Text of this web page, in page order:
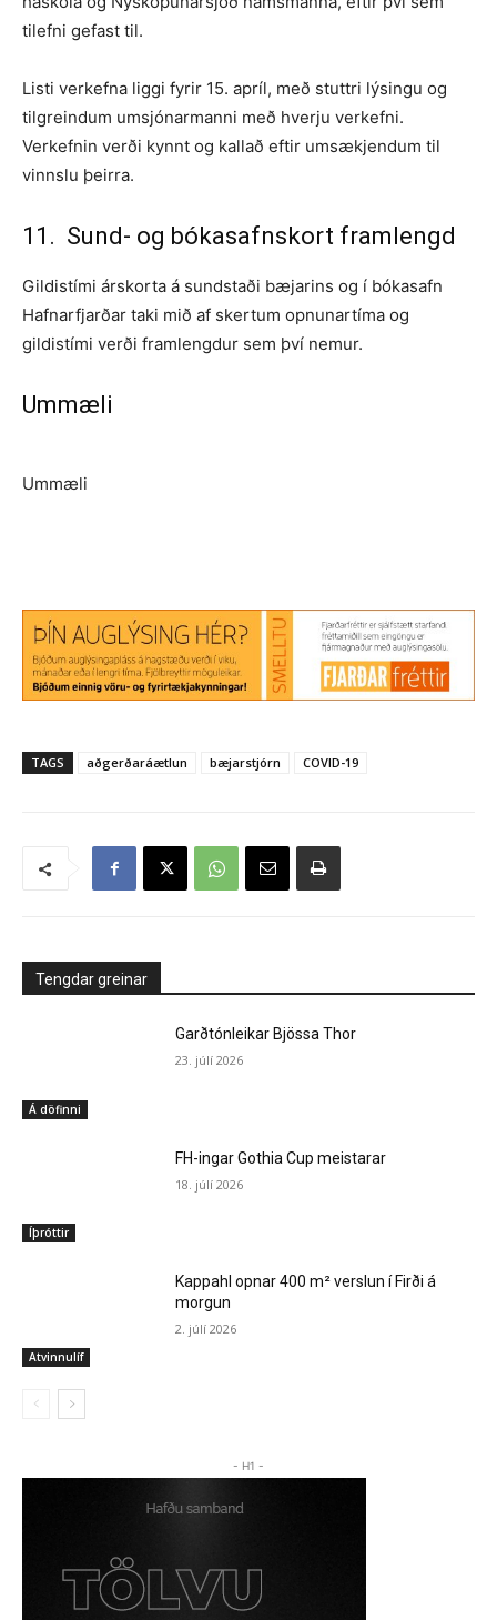
tilefni gefast til.
Listi verkefna liggi fyrir 15. apríl, með stuttri lýsingu og
tilgreindum umsjónarmanni með hverju verkefni.
Verkefnin verði kynnt og kallað eftir umsækjendum til
vinnslu þeirra.
11. Sund- og bókasafnskort framlengd
Gildistími árskorta á sundstaði bæjarins og í bókasafn
Hafnarfjarðar taki mið af skertum opnunartíma og
gildistími verði framlengdur sem því nemur.
Ummæli
Ummæli
TAGS aðgerðaráætlun bæjarstjórn COVID-19
Tengdar greinar
Á döfinni
Garðtónleikar Bjössa Thor
23. júlí 2026
Íþróttir
FH-ingar Gothia Cup meistarar
18. júlí 2026
Atvinnulíf
Kappahl opnar 400 m² verslun í Firði á
morgun
2. júlí 2026
- H1 -